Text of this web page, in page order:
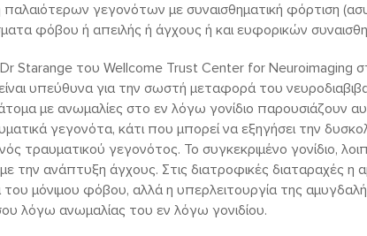
παλαιότερων γεγονότων με συναισθηματική φόρτιση
φόβου ή απειλής ή άγχους ή και ευφορικών
Starange του Wellcome Trust Center for Neuroimaging
υπεύθυνα για την σωστή μεταφορά του
άτομα με ανωμαλίες στο εν λόγω γονίδιο παρουσιάζουν
γεγονότα, κάτι που μπορεί να εξηγήσει την
τραυματικού γεγονότος. Το συγκεκριμένο γονίδιο,
την ανάπτυξη άγχους. Στις διατροφικές διαταραχές
μόνιμου φόβου, αλλά η υπερλειτουργία της
λόγω ανωμαλίας του εν λόγω γονιδίου.